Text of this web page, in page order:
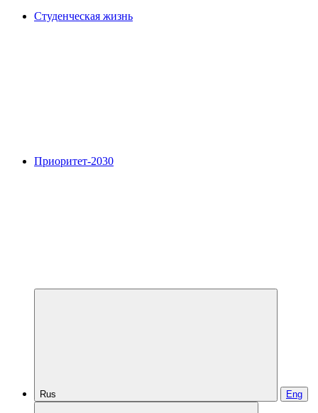
Студенческая жизнь
Приоритет-2030
Rus Eng